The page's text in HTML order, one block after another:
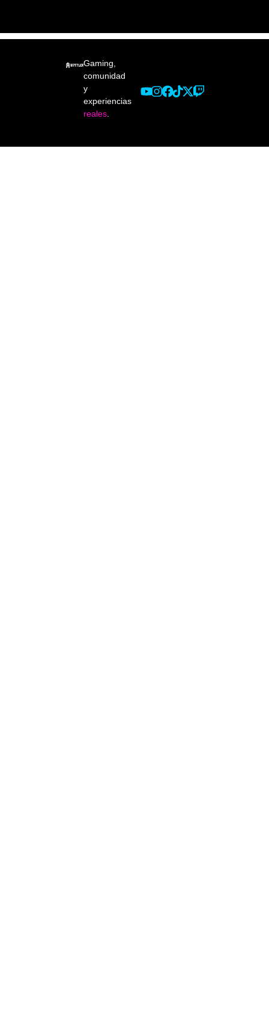
Gaming,
comunidad
y
experiencias
reales